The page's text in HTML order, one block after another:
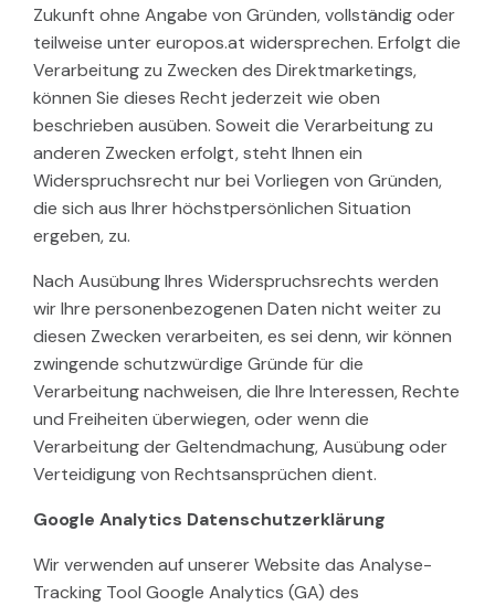
Zukunft ohne Angabe von Gründen, vollständig oder
teilweise unter europos.at widersprechen. Erfolgt die
Verarbeitung zu Zwecken des Direktmarketings,
können Sie dieses Recht jederzeit wie oben
beschrieben ausüben. Soweit die Verarbeitung zu
anderen Zwecken erfolgt, steht Ihnen ein
Widerspruchsrecht nur bei Vorliegen von Gründen,
die sich aus Ihrer höchstpersönlichen Situation
ergeben, zu.
Nach Ausübung Ihres Widerspruchsrechts werden
wir Ihre personenbezogenen Daten nicht weiter zu
diesen Zwecken verarbeiten, es sei denn, wir können
zwingende schutzwürdige Gründe für die
Verarbeitung nachweisen, die Ihre Interessen, Rechte
und Freiheiten überwiegen, oder wenn die
Verarbeitung der Geltendmachung, Ausübung oder
Verteidigung von Rechtsansprüchen dient.
Google Analytics Datenschutzerklärung
Wir verwenden auf unserer Website das Analyse-
Tracking Tool Google Analytics (GA) des